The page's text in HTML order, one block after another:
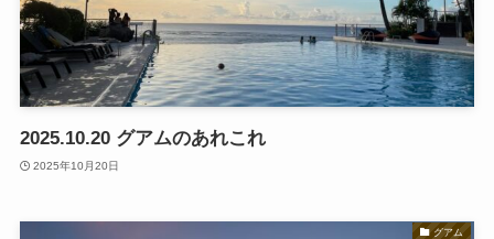
2025.10.20 グアムのあれこれ
2025年10月20日
グアム